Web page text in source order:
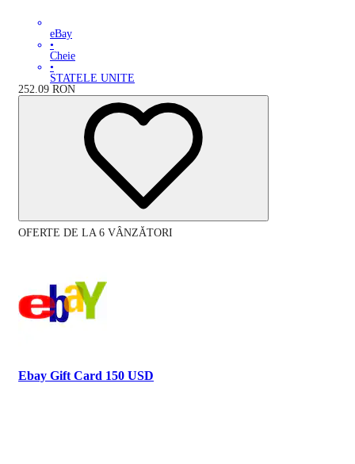
eBay
•
Cheie
•
STATELE UNITE
252.09 RON
OFERTE DE LA 6 VÂNZĂTORI
Ebay Gift Card 150 USD